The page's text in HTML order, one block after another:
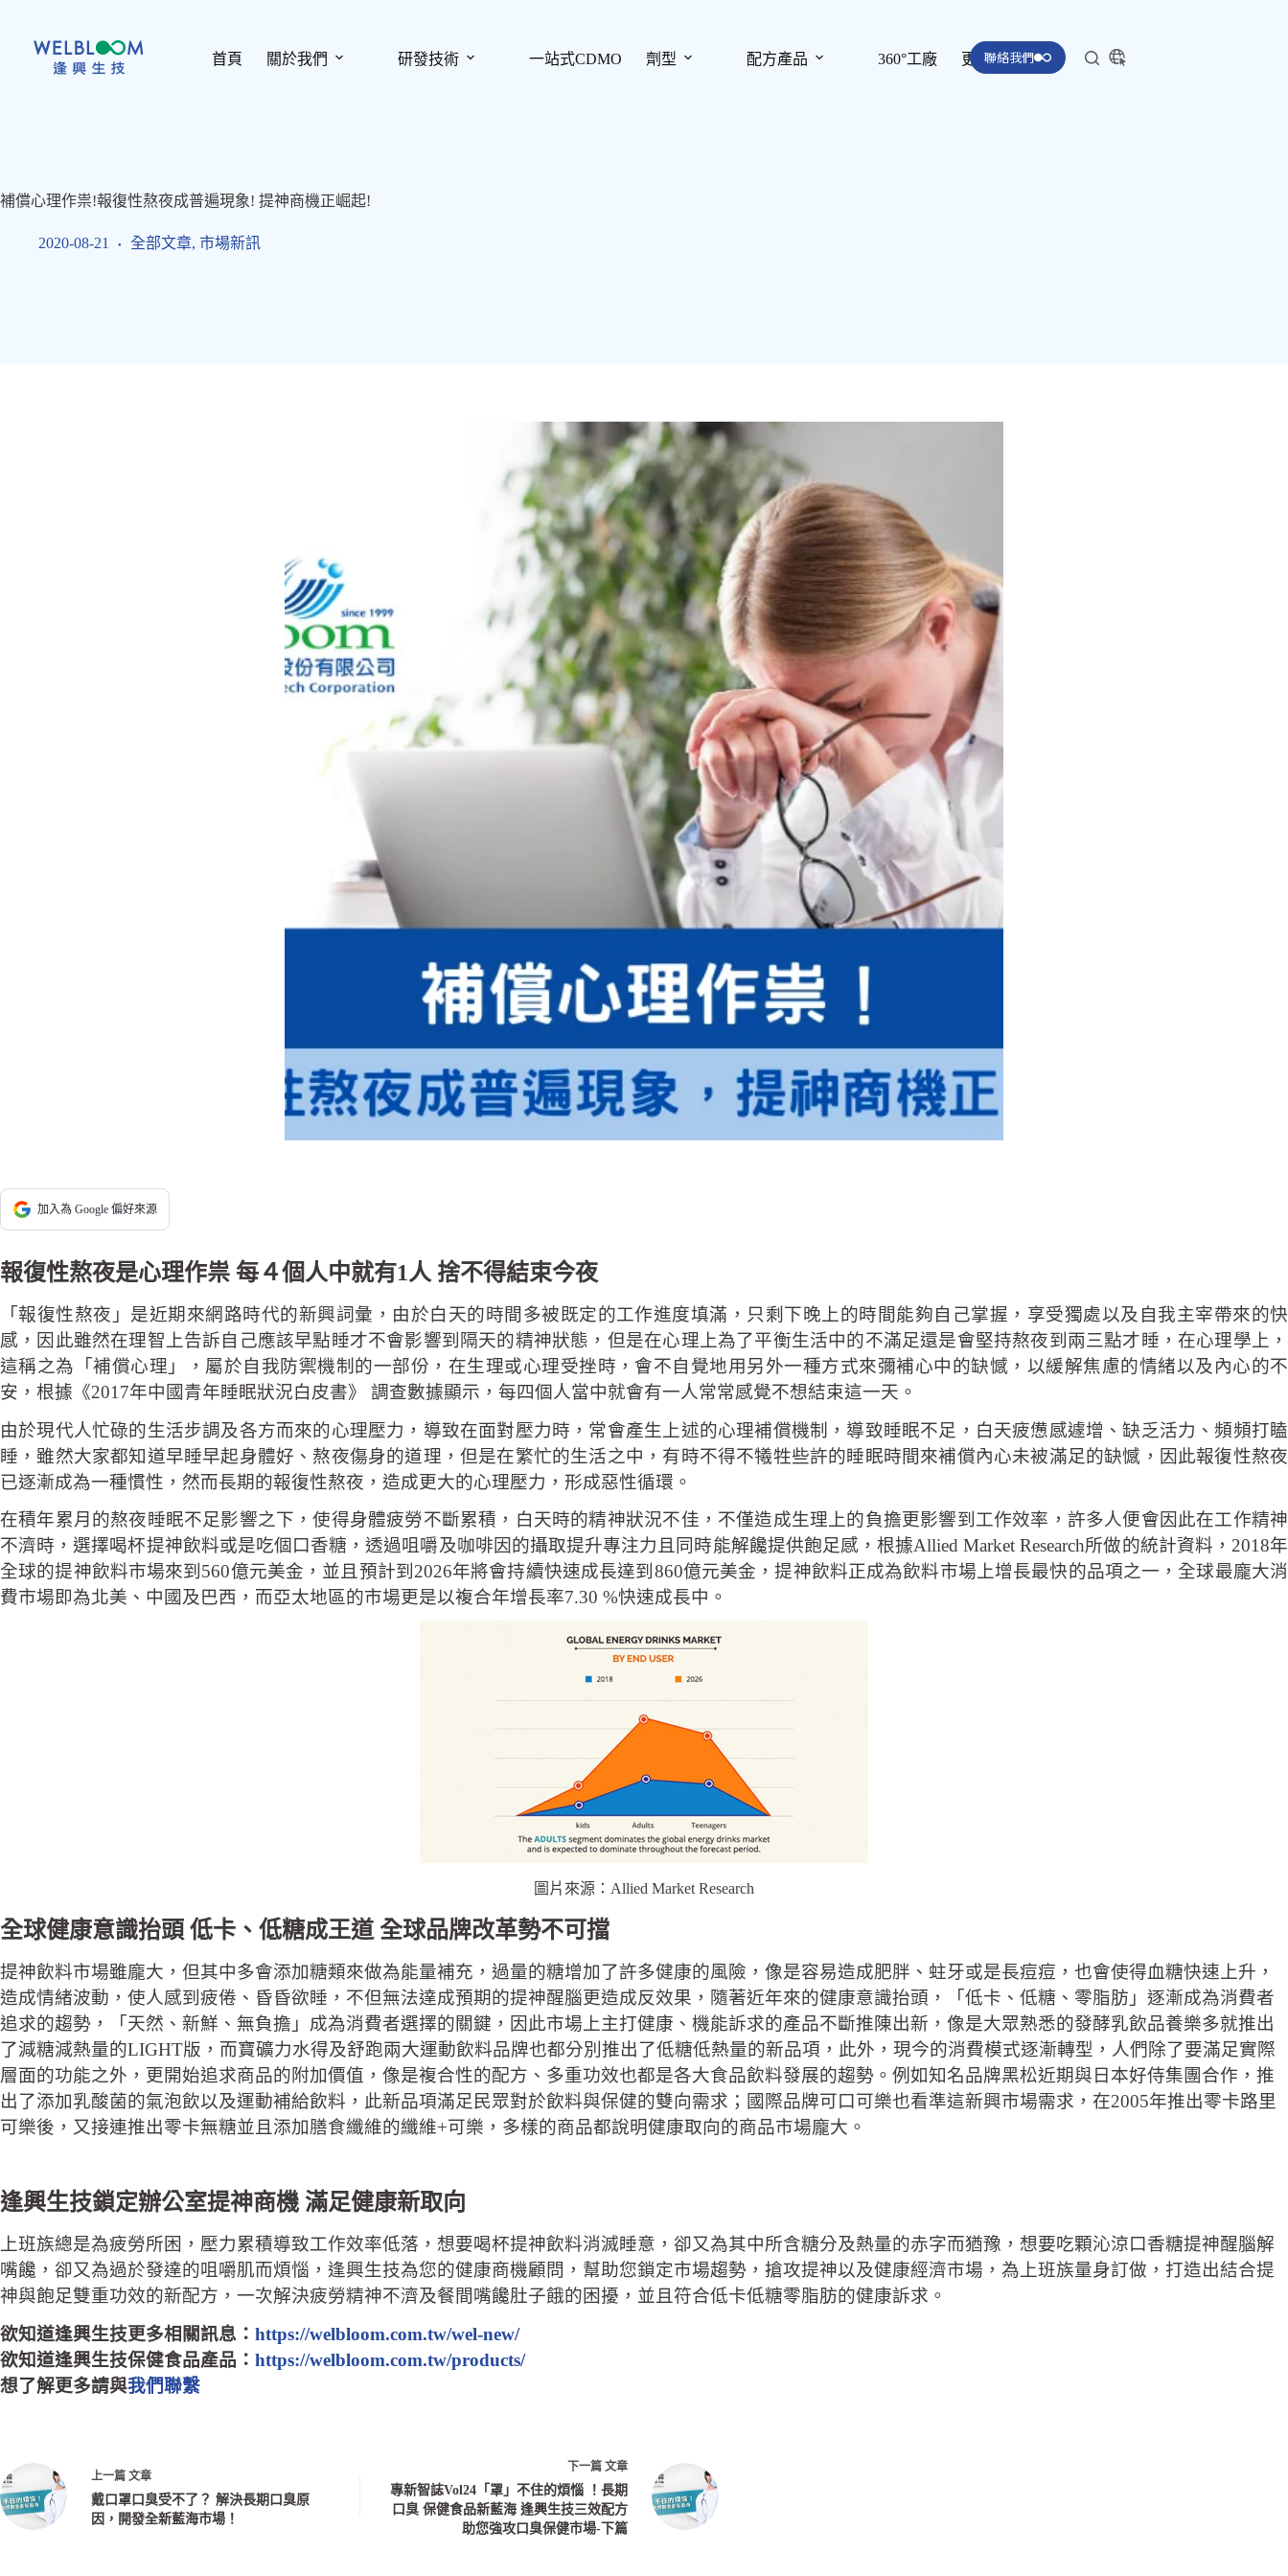
首頁 關於我們 研發技術 一站式CDMO 劑型 配方產品 360°工廠 更多聯絡我們
補償心理作祟!報復性熬夜成普遍現象! 提神商機正崛起!
2020-08-21 全部文章, 市場新訊
加入為 Google 偏好來源
報復性熬夜是心理作祟 每４個人中就有1人 捨不得結束今夜
「報復性熬夜」是近期來網路時代的新興詞彙，由於白天的時間多被既定的工作進度填滿，只剩下晚上的時間能夠自己掌握，享受獨處以及自我主宰帶來的快
感，因此雖然在理智上告訴自己應該早點睡才不會影響到隔天的精神狀態，但是在心理上為了平衡生活中的不滿足還是會堅持熬夜到兩三點才睡，在心理學上，
這稱之為「補償心理」，屬於自我防禦機制的一部份，在生理或心理受挫時，會不自覺地用另外一種方式來彌補心中的缺憾，以緩解焦慮的情緒以及內心的不
安，根據《2017年中國青年睡眠狀況白皮書》 調查數據顯示，每四個人當中就會有一人常常感覺不想結束這一天。
由於現代人忙碌的生活步調及各方而來的心理壓力，導致在面對壓力時，常會產生上述的心理補償機制，導致睡眠不足，白天疲憊感遽增、缺乏活力、頻頻打瞌
睡，雖然大家都知道早睡早起身體好、熬夜傷身的道理，但是在繁忙的生活之中，有時不得不犧牲些許的睡眠時間來補償內心未被滿足的缺憾，因此報復性熬夜
已逐漸成為一種慣性，然而長期的報復性熬夜，造成更大的心理壓力，形成惡性循環。
在積年累月的熬夜睡眠不足影響之下，使得身體疲勞不斷累積，白天時的精神狀況不佳，不僅造成生理上的負擔更影響到工作效率，許多人便會因此在工作精神
不濟時，選擇喝杯提神飲料或是吃個口香糖，透過咀嚼及咖啡因的攝取提升專注力且同時能解饞提供飽足感，根據Allied Market Research所做的統計資料，2018年
全球的提神飲料市場來到560億元美金，並且預計到2026年將會持續快速成長達到860億元美金，提神飲料正成為飲料市場上增長最快的品項之一，全球最龐大消
費市場即為北美、中國及巴西，而亞太地區的市場更是以複合年增長率7.30 %快速成長中。
圖片來源：Allied Market Research
全球健康意識抬頭 低卡、低糖成王道 全球品牌改革勢不可擋
提神飲料市場雖龐大，但其中多會添加糖類來做為能量補充，過量的糖增加了許多健康的風險，像是容易造成肥胖、蛀牙或是長痘痘，也會使得血糖快速上升，
造成情緒波動，使人感到疲倦、昏昏欲睡，不但無法達成預期的提神醒腦更造成反效果，隨著近年來的健康意識抬頭，「低卡、低糖、零脂肪」逐漸成為消費者
追求的趨勢，「天然、新鮮、無負擔」成為消費者選擇的關鍵，因此市場上主打健康、機能訴求的產品不斷推陳出新，像是大眾熟悉的發酵乳飲品養樂多就推出
了減糖減熱量的LIGHT版，而寶礦力水得及舒跑兩大運動飲料品牌也都分別推出了低糖低熱量的新品項，此外，現今的消費模式逐漸轉型，人們除了要滿足實際
層面的功能之外，更開始追求商品的附加價值，像是複合性的配方、多重功效也都是各大食品飲料發展的趨勢。例如知名品牌黑松近期與日本好侍集團合作，推
出了添加乳酸菌的氣泡飲以及運動補給飲料，此新品項滿足民眾對於飲料與保健的雙向需求；國際品牌可口可樂也看準這新興市場需求，在2005年推出零卡路里
可樂後，又接連推出零卡無糖並且添加膳食纖維的纖維+可樂，多樣的商品都說明健康取向的商品市場龐大。
逢興生技鎖定辦公室提神商機 滿足健康新取向
上班族總是為疲勞所困，壓力累積導致工作效率低落，想要喝杯提神飲料消滅睡意，卻又為其中所含糖分及熱量的赤字而猶豫，想要吃顆沁涼口香糖提神醒腦解
嘴饞，卻又為過於發達的咀嚼肌而煩惱，逢興生技為您的健康商機顧問，幫助您鎖定市場趨勢，搶攻提神以及健康經濟市場，為上班族量身訂做，打造出結合提
神與飽足雙重功效的新配方，一次解決疲勞精神不濟及餐間嘴饞肚子餓的困擾，並且符合低卡低糖零脂肪的健康訴求。
欲知道逢興生技更多相關訊息： https://welbloom.com.tw/wel-new/
欲知道逢興生技保健食品產品： https://welbloom.com.tw/products/
想了解更多請與我們聯繫
上一篇 文章
戴口罩口臭受不了？ 解決長期口臭原
因，開發全新藍海市場！
下一篇 文章
專新智誌Vol24「罩」不住的煩惱 ！長期
口臭 保健食品新藍海 逢興生技三效配方
助您強攻口臭保健市場-下篇